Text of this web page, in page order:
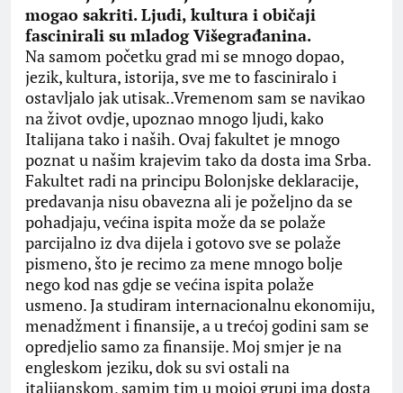
mogao sakriti. Ljudi, kultura i običaji
fascinirali su mladog Višegrađanina.
Na samom početku grad mi se mnogo dopao,
jezik, kultura, istorija, sve me to fasciniralo i
ostavljalo jak utisak..Vremenom sam se navikao
na život ovdje, upoznao mnogo ljudi, kako
Italijana tako i naših. Ovaj fakultet je mnogo
poznat u našim krajevim tako da dosta ima Srba.
Fakultet radi na principu Bolonjske deklaracije,
predavanja nisu obavezna ali je poželjno da se
pohadjaju, većina ispita može da se polaže
parcijalno iz dva dijela i gotovo sve se polaže
pismeno, što je recimo za mene mnogo bolje
nego kod nas gdje se većina ispita polaže
usmeno. Ja studiram internacionalnu ekonomiju,
menadžment i finansije, a u trećoj godini sam se
opredjelio samo za finansije. Moj smjer je na
engleskom jeziku, dok su svi ostali na
italijanskom, samim tim u mojoj grupi ima dosta